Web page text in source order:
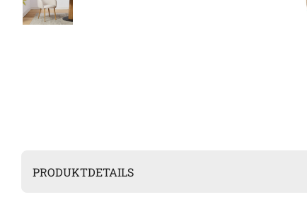
PRODUKTDETAILS